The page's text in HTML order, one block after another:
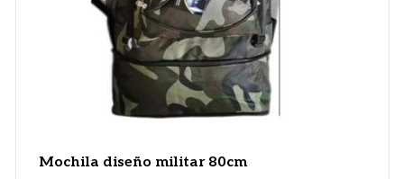
Mochila diseño militar 80cm